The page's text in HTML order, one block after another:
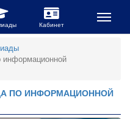
ПО ИНФОРМАЦИОННОЙ